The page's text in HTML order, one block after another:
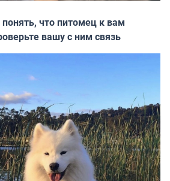
что питомец к вам
вашу с ним связь